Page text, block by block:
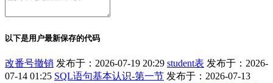
以下是用户最新保存的代码
改番号撤销 发布于：2026-07-19 20:29 student表 发布于：2026-
07-14 01:25 SQL语句基本认识-第一节 发布于：2026-07-13